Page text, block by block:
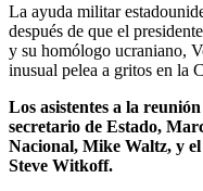
La ayuda militar
después de que el
y su homólogo ucraniano,
inusual pelea a gritos en la
Los asistentes a la
secretario de Estado,
Nacional, Mike Waltz, y
Steve Witkoff.